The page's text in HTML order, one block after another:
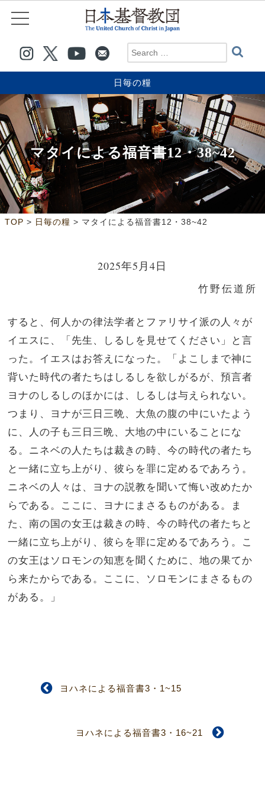
日毎の糧
マタイによる福音書12・38~42
TOP > 日毎の糧 > マタイによる福音書12・38~42
2025年5月4日
竹野伝道所
すると、何人かの律法学者とファリサイ派の人々が
イエスに、「先生、しるしを見せてください」と言
った。 イエスはお答えになった。「よこしまで神に
背いた時代の者たちはしるしを欲しがるが、預言者
ヨナのしるしのほかには、しるしは与えられない。
つまり、ヨナが三日三晩、大魚の腹の中にいたよう
に、人の子も三日三晩、大地の中にいることにな
る。 ニネベの人たちは裁きの時、今の時代の者たち
と一緒に立ち上がり、彼らを罪に定めるであろう。
ニネベの人々は、ヨナの説教を聞いて悔い改めたか
らである。ここに、ヨナにまさるものがある。
ま
た、南の国の女王は裁きの時、今の時代の者たちと
一緒に立ち上がり、彼らを罪に定めるであろう。こ
の女王はソロモンの知恵を聞くために、地の果てか
ら来たからである。ここに、ソロモンにまさるもの
がある。」
ヨハネによる福音書3・1~15
ヨハネによる福音書3・16~21